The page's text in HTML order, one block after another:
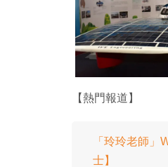
【熱門報道】
「玲玲老師
士】